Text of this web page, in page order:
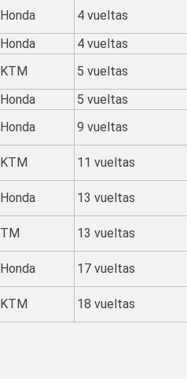
Honda
4 vueltas
Honda
4 vueltas
KTM
5 vueltas
Honda
5 vueltas
Honda 9 vueltas
KTM 11 vueltas
Honda 13 vueltas
TM 13 vueltas
Honda 17 vueltas
KTM 18 vueltas